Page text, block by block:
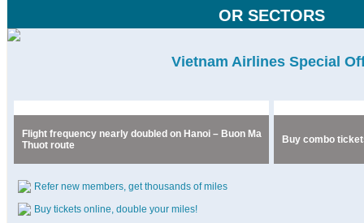
OR SECTORS
Vietnam Airlines Special
Flight frequency nearly doubled on Hanoi – Buon Ma
Thuot route
Buy combo
Refer new members, get thousands of miles
Buy tickets online, double your miles!